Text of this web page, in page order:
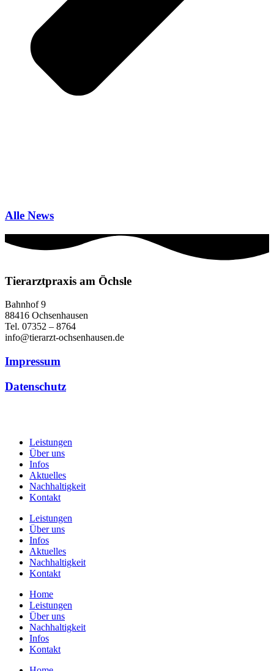
Alle News
Tierarztpraxis am Öchsle
Bahnhof 9
88416 Ochsenhausen
Tel. 07352 – 8764
info@tierarzt-ochsenhausen.de
Impressum
Datenschutz
Leistungen
Über uns
Infos
Aktuelles
Nachhaltigkeit
Kontakt
Leistungen
Über uns
Infos
Aktuelles
Nachhaltigkeit
Kontakt
Home
Leistungen
Über uns
Nachhaltigkeit
Infos
Kontakt